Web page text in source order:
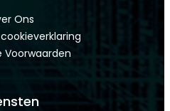
Ons
Voorwaarden